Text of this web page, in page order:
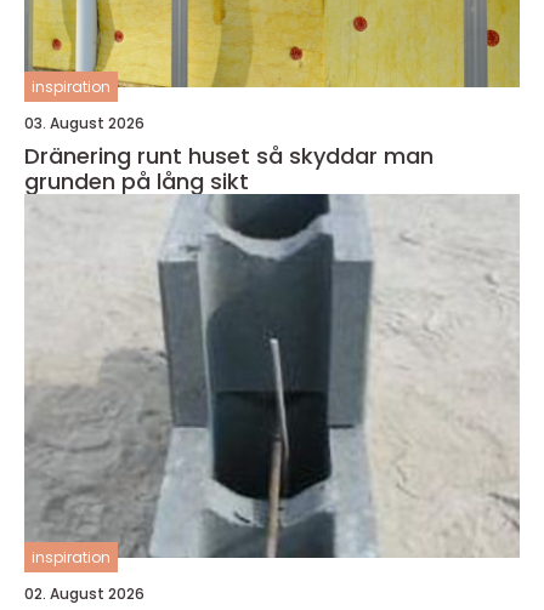
inspiration
03. August 2026
Dränering runt huset så skyddar man
grunden på lång sikt
inspiration
02. August 2026